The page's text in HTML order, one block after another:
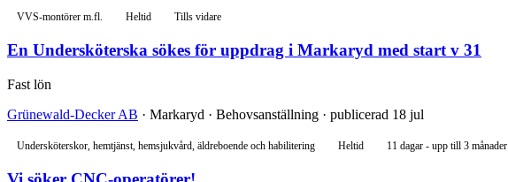
VVS-montörer m.fl. Heltid Tills vidare
En Undersköterska sökes för uppdrag i Markaryd med start v 31
Fast lön
Grünewald-Decker AB · Markaryd · Behovsanställning · publicerad 18 jul
Undersköterskor, hemtjänst, hemsjukvård, äldreboende och habilitering Heltid 11 dagar - upp till 3 månader